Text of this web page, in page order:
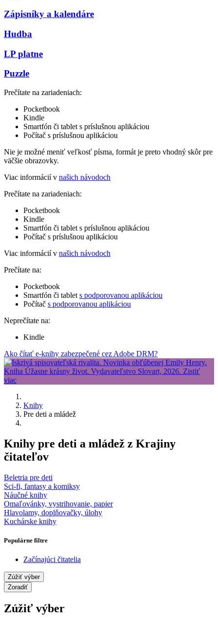
Zápisníky a kalendáre
Hudba
LP platne
Puzzle
Prečítate na zariadeniach:
Pocketbook
Kindle
Smartfón či tablet s príslušnou aplikáciou
Počítač s príslušnou aplikáciou
Nie je možné meniť veľkosť písma, formát je preto vhodný skôr pre
väčšie obrazovky.
Viac informácií v našich návodoch
Prečítate na zariadeniach:
Pocketbook
Kindle
Smartfón či tablet s príslušnou aplikáciou
Počítač s príslušnou aplikáciou
Viac informácií v našich návodoch
Prečítate na:
Pocketbook
Smartfón či tablet s podporovanou aplikáciou
Počítač s podporovanou aplikáciou
Neprečítate na:
Kindle
Ako čítať e-knihy zabezpečené cez Adobe DRM?
Knihy
Pre deti a mládež
Knihy pre deti a mládež z Krajiny
čitateľov
Beletria pre deti
Sci-fi, fantasy a komiksy
Náučné knihy
Omaľovánky, vystrihovanie, papier
Hlavolamy, doplňovačky, úlohy
Kuchárske knihy
Populárne filtre
Začínajúci čitatelia
Zúžiť výber
Zoradiť
Zúžiť výber